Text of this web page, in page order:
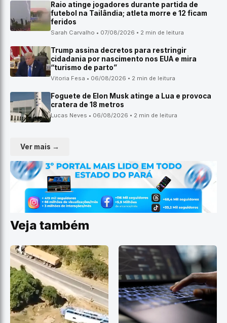
Raio atinge jogadores durante partida de
futebol na Tailândia; atleta morre e 12 ficam
feridos
Sarah Carvalho • 07/08/2026 • 2 min de leitura
Trump assina decretos para restringir
cidadania por nascimento nos EUA e mira
“turismo de parto”
Vitoria Fesa • 06/08/2026 • 2 min de leitura
Foguete de Elon Musk atinge a Lua e provoca
cratera de 18 metros
Lucas Neves • 06/08/2026 • 2 min de leitura
Ver mais →
Veja também